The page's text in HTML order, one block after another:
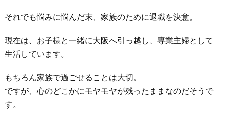
それでも悩みに悩んだ末、家族のために退職を決意。
現在は、お子様と一緒に大阪へ引っ越し、専業主婦として
生活しています。
もちろん家族で過ごせることは大切。
ですが、心のどこかにモヤモヤが残ったままなのだそうで
す。